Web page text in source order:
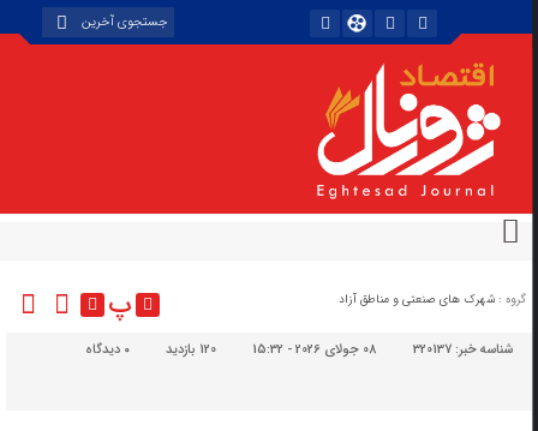
گروه : شهرک های صنعتی و مناطق آزاد پ
شناسه خبر:320137 08 جولای 2026 - 15:32 120 بازدید دیدگاه